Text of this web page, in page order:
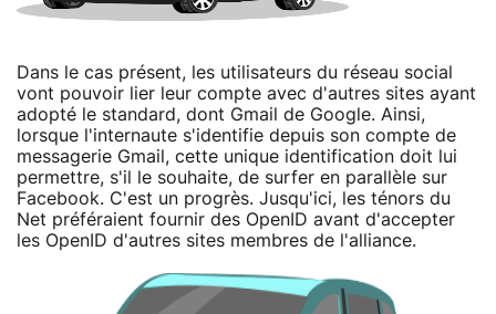
Dans le cas présent, les utilisateurs du réseau social
vont pouvoir lier leur compte avec d'autres sites ayant
adopté le standard, dont Gmail de Google. Ainsi,
lorsque l'internaute s'identifie depuis son compte de
messagerie Gmail, cette unique identification doit lui
permettre, s'il le souhaite, de surfer en parallèle sur
Facebook. C'est un progrès. Jusqu'ici, les ténors du
Net préféraient fournir des OpenID avant d'accepter
les OpenID d'autres sites membres de l'alliance.